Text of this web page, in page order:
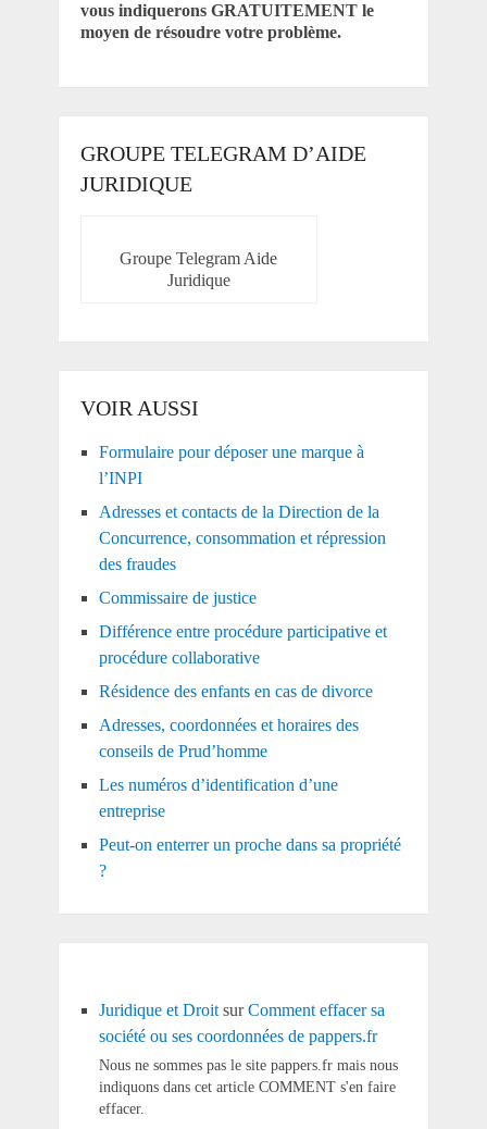
vous indiquerons GRATUITEMENT le
moyen de résoudre votre problème.
GROUPE TELEGRAM D’AIDE
JURIDIQUE
Groupe Telegram Aide
Juridique
VOIR AUSSI
Formulaire pour déposer une marque à
l’INPI
Adresses et contacts de la Direction de la
Concurrence, consommation et répression
des fraudes
Commissaire de justice
Différence entre procédure participative et
procédure collaborative
Résidence des enfants en cas de divorce
Adresses, coordonnées et horaires des
conseils de Prud’homme
Les numéros d’identification d’une
entreprise
Peut-on enterrer un proche dans sa propriété
?
Juridique et DroitsurComment effacer sa
société ou ses coordonnées de pappers.fr
Nous ne sommes pas le site pappers.fr mais nous
indiquons dans cet article COMMENT s'en faire
effacer.